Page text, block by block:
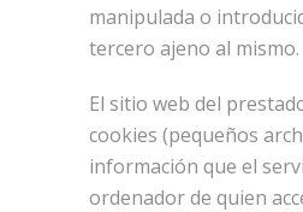
manipulada o
tercero ajeno al mismo.
El sitio web del
cookies (pequeños
información que el
ordenador de quien